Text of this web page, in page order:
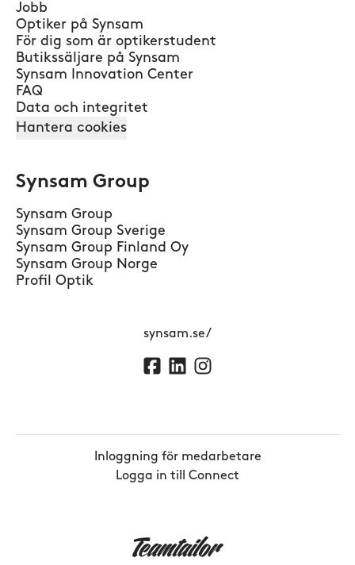
Jobb
Optiker på Synsam
För dig som är optikerstudent
Butikssäljare på Synsam
Synsam Innovation Center
FAQ
Data och integritet
Hantera cookies
Synsam Group
Synsam Group
Synsam Group Sverige
Synsam Group Finland Oy
Synsam Group Norge
Profil Optik
synsam.se/
Inloggning för medarbetare
Logga in till Connect